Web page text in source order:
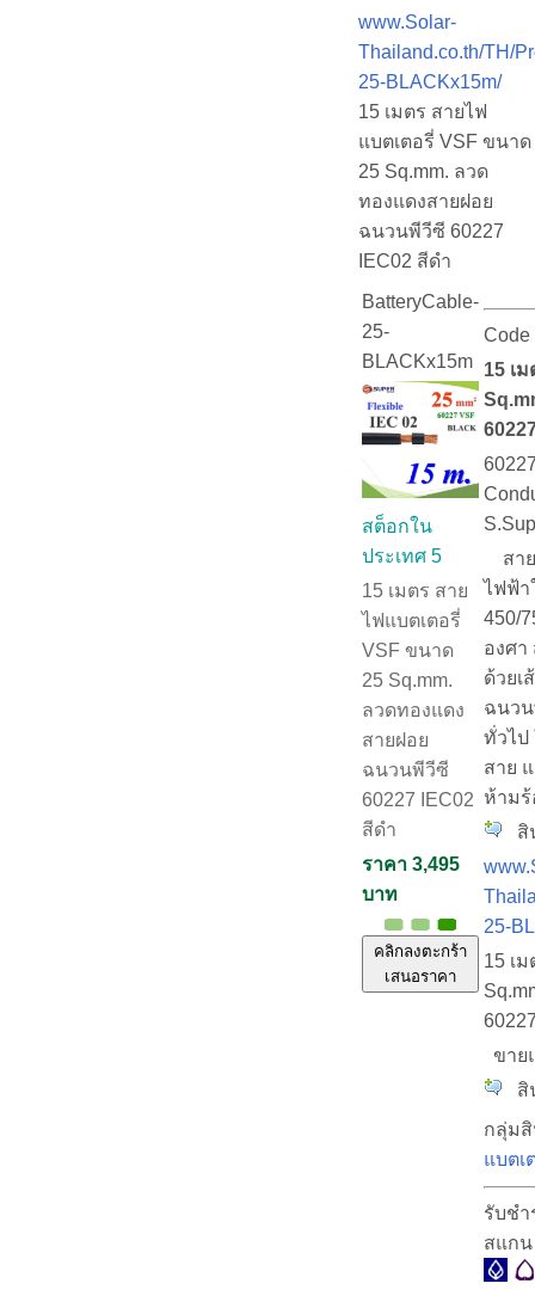
www.Solar-
Thailand.co.th/TH/
25-BLACKx15m/
15 เมตร สายไฟ
แบตเตอรี่ VSF ขนาด
25 Sq.mm. ลวด
ทองแดงสายฝอย
ฉนวนพีวีซี 60227
IEC02 สีดำ
BatteryCable-
25-
BLACKx15m
สต็อกใน
ประเทศ 5
15 เมตร สาย
ไฟแบตเตอรี่
VSF ขนาด
25 Sq.mm.
ลวดทองแดง
สายฝอย
ฉนวนพีวีซี
60227 IEC02
สีดำ
ราคา 3,495
บาท
คลิกลงตะกร้า
เสนอราคา
15 เ
สาย
ไฟฟ้า
450/
องศา
ด้วยเ
ฉนวน
ทั่วไป
สาย
ห้ามร้
สิ
25-
15 เ
ขา
สิ
กลุ่ม
แบตเ
รับชำ
สแกน